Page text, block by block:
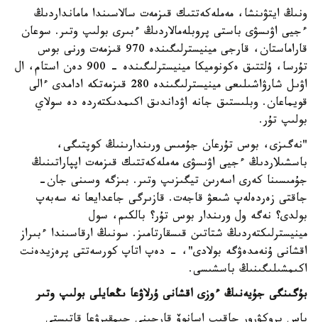
ونىڭ ايتۋىنشا، مەملەكەتتىك قىزمەت سالاسىندا مامانداردىڭ
ءجيى اۋىسۋى باستى پروبلەمالاردىڭ ءبىرى بولىپ وتىر. سوعان
قاراماستان، قارجى مينيسترلىگىندە 970 قىزمەت ورنى بوس
تۇرسا، ۇلتتىق ەكونوميكا مينيسترلىگىندە - 900 دەن استام، ال
اۋىل شارۋاشىلىعى مينيسترلىگىندە 280 قىزمەتكە ادامدى ءالى
قويماعان. وبلىستىق جانە اۋداندىق اكىمدىكتەردە دە سولاي
بولىپ تۇر.
"نەگىزى، بوس تۇرعان جۇمىس ورىندارىنىڭ كوپتىگى،
باسشىلاردىڭ ءجيى اۋىسۋى مەملەكەتتىك قىزمەت اپپاراتىنىڭ
جۇمىسىنا كەرى اسەرىن تيگىزىپ وتىر. بىزگە وسىنى جان-
جاقتى زەردەلەپ شىعۋ قاجەت. قازىرگى جاعدايعا نە سەبەپ
بولدى؟ نەگە ول ورىندار بوس تۇر؟ بالكىم، سول
مينيسترلىكتەردىڭ شتاتىن قىسقارتامىز. سونىڭ ارقاسىندا ءبىراز
اقشانى ۇنەمدەۋگە بولادى"، - دەپ اتاپ كورسەتتى پرەزيدەنت
اكىمشىلىگىنىڭ باسشىسى.
بۇگىنگى جۇيەنىڭ ءوزى اقشانى ۇرلاۋعا ىڭعايلى بولىپ وتىر